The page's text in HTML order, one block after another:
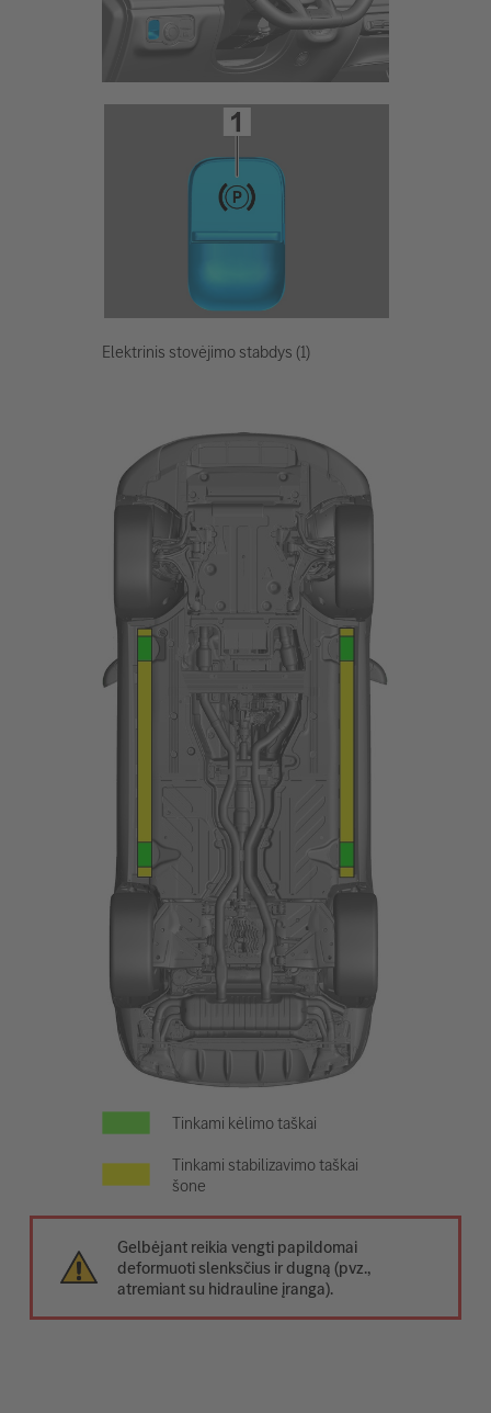
Elektrinis stovėjimo stabdys (1)
Tinkami kėlimo taškai
Tinkami stabilizavimo taškai
šone
Gelbėjant reikia vengti papildomai
deformuoti slenksčius ir dugną (pvz.,
atremiant su hidrauline įranga).